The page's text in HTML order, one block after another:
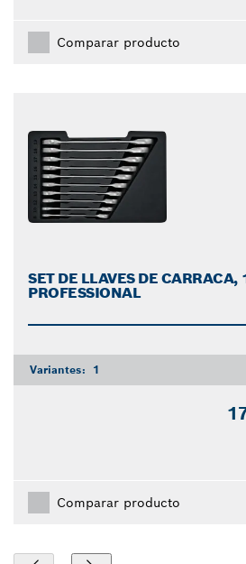
Comparar producto
SET DE LLAVES DE CARRACA,
PROFESSIONAL
Variantes: 1
Comparar producto